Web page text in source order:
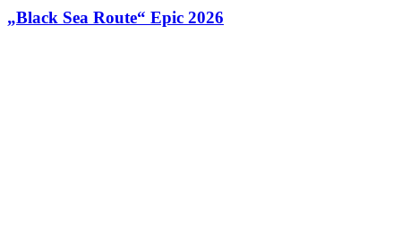
„Black Sea Route“ Epic 2026